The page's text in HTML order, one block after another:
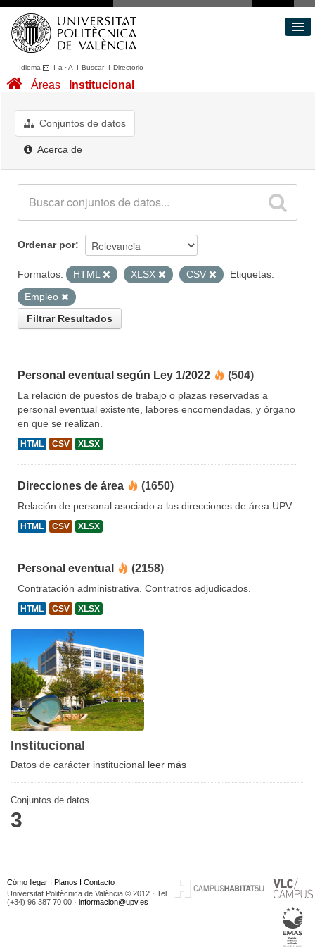
Idioma I a ·A I BuscarI Directorio
Conjuntos de datos
Acerca de
Áreas Institucional
Conjuntos de datos
Acerca de
Ordenar por
Formatos: HTML XLSX CSV
Etiquetas:
Empleo
Filtrar Resultados
Personal eventual según Ley 1/2022 (504)
La relación de puestos de trabajo o plazas reservadas a
personal eventual existente, labores encomendadas, y órgano
en que se realizan.
HTML CSV XLSX
Direcciones de área (1650)
Relación de personal asociado a las direcciones de área UPV
HTML CSV XLSX
Personal eventual (2158)
Contratación administrativa. Contratros adjudicados.
HTML CSV XLSX
Institucional
Datos de carácter institucional leer más
Conjuntos de datos
3
Cómo llegar I Planos I Contacto
Universitat Politècnica de València © 2012 · Tel.
(+34) 96 387 70 00 · informacion@upv.es